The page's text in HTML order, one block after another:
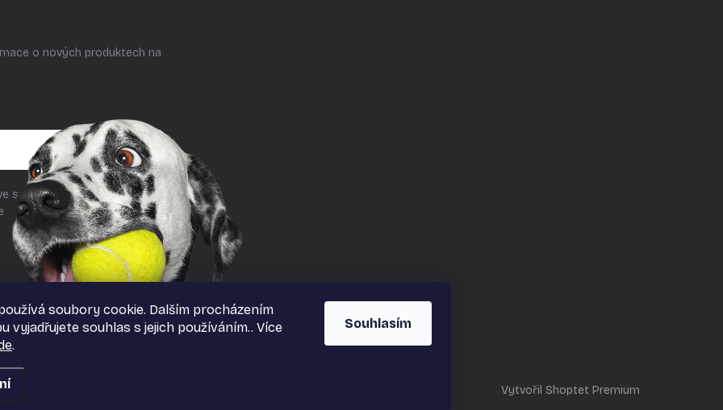
soubory cookie. Dalším procházením
vyjadřujete souhlas s jejich používáním.. Více
.
Souhlasím
o nových produktech na
smyslu § 7 odst. 2 zákona č.
podmínek ochrany osobních
Vytvořil Shoptet Premium